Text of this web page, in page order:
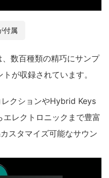
付属
数百種類の精巧にサンプ
が収録されています。
クションやHybrid Keys
レクトロニックまで豊富
スタマイズ可能なサウン